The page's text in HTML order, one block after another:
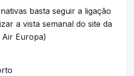
basta seguir a ligação
a vista semanal do site da
Europa)